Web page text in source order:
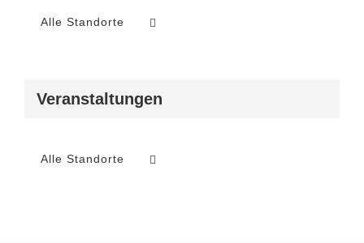
Alle Standorte
Veranstaltungen
Alle Standorte